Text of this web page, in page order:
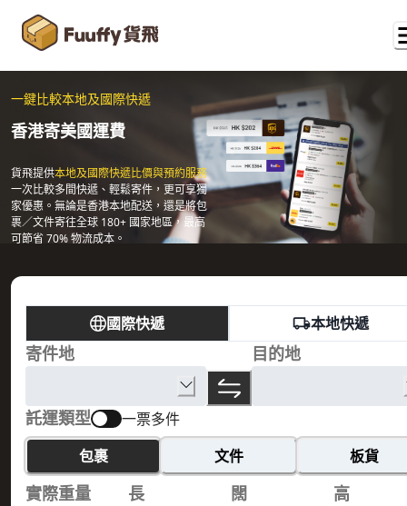
一鍵比較本地及國際快遞
香港寄美國運費
貨飛提供本地及國際快遞比價與預約服務
一次比較多間快遞、輕鬆寄件，更可享獨
家優惠。無論是香港本地配送，還是將包
裹／文件寄往全球 180+ 國家地區，最高
可節省 70% 物流成本。
國際快遞 本地快遞
寄件地 目的地
託運類型 一票多件
包裹 文件 板貨
實際重量 長 闊 高